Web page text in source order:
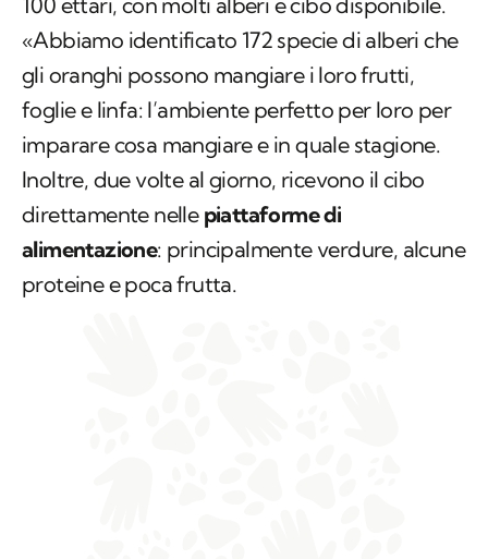
«Abbiamo identificato 172 specie di alberi che
gli oranghi possono mangiare i loro frutti,
foglie e linfa: l’ambiente perfetto per loro per
imparare cosa mangiare e in quale stagione.
Inoltre, due volte al giorno, ricevono il cibo
direttamente nelle piattaforme di
alimentazione: principalmente verdure, alcune
proteine e poca frutta.